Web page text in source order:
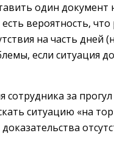
один документ
вероятность,
на часть дней
если ситуация
за
ситуацию «на